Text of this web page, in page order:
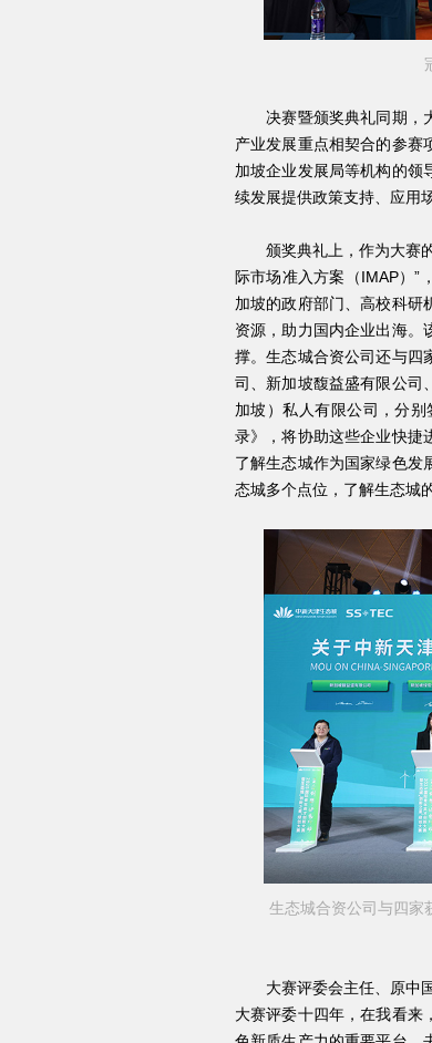
决赛暨颁奖典礼同期，大
产业发展重点相契合的参赛
加坡企业发展局等机构的领
续发展提供政策支持、应用
颁奖典礼上，作为大赛的
际市场准入方案（IMAP）”
加坡的政府部门、高校科研
资源，助力国内企业出海。
撑。生态城合资公司还与
司、新加坡馥益盛有限公司
加坡）私人有限公司，分
录》，将协助这些企业快捷
了解生态城作为国家绿色发
态城多个点位，了解生态城
生态城合资公司与四家
大赛评委会主任、原中国
大赛评委十四年，在我看来